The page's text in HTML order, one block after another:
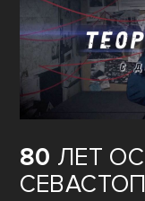
80 ЛЕТ